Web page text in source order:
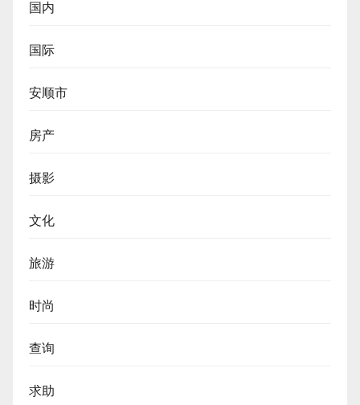
国内
国际
安顺市
房产
摄影
文化
旅游
时尚
查询
求助